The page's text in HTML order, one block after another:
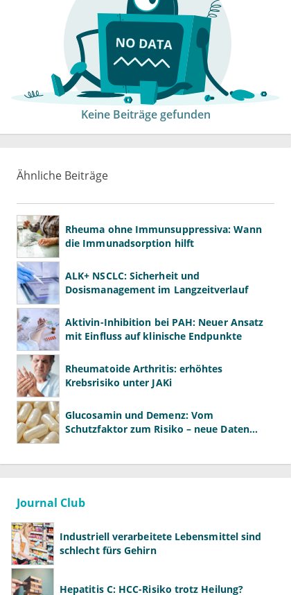
Keine Beiträge gefunden
Ähnliche Beiträge
Rheuma ohne Immunsuppressiva: Wann
die Immunadsorption hilft
ALK+ NSCLC: Sicherheit und
Dosismanagement im Langzeitverlauf
Aktivin-Inhibition bei PAH: Neuer Ansatz
mit Einfluss auf klinische Endpunkte
Rheumatoide Arthritis: erhöhtes
Krebsrisiko unter JAKi
Glucosamin und Demenz: Vom
Schutzfaktor zum Risiko – neue Daten
Journal Club
Industriell verarbeitete Lebensmittel sind
schlecht fürs Gehirn
Hepatitis C: HCC-Risiko trotz Heilung?